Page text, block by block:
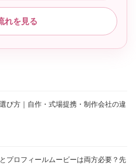
れを見る
び方｜自作・式場提携・制作会社の違
プロフィールムービーは両方必要？先